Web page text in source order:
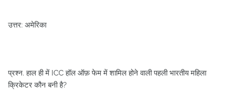
उत्तर: अमेरिका
प्रश्न. हाल ही में ICC हॉल ऑफ़ फेम में शामिल होने वाली पहली भारतीय महिला
क्रिकेटर कौन बनी है?